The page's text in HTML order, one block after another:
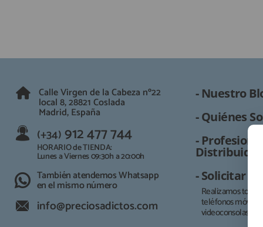
Calle Virgen de la Cabeza nº22
local 8, 28821 Coslada
Madrid, España
(+34) 912 477 744
HORARIO de TIENDA:
Lunes a Viernes 09:30h a 20:00h
También atendemos Whatsapp
en el mismo número
info@preciosadictos.com
- Nuestro
- Quiénes
-
Distribuidor
- Solicitar
Realizamos todo
teléfonos
videoconsolas.